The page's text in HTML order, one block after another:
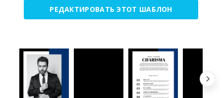
РЕДАКТИРОВАТЬ ЭТОТ ШАБЛОН